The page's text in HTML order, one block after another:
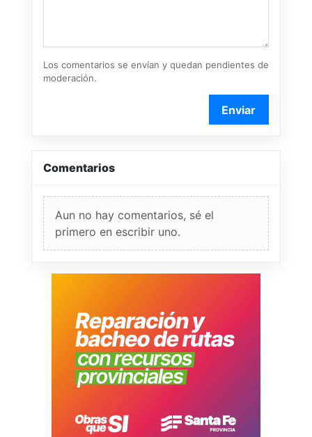
Los comentarios se envían y quedan pendientes de
moderación.
Enviar
Comentarios
Aun no hay comentarios, sé el
primero en escribir uno.